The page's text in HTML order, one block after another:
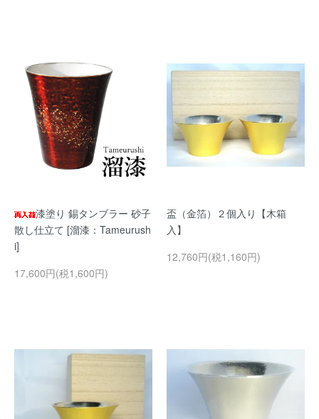
漆塗り 錫タンブラー 砂子
散し仕立て [溜漆：Tameurush
i]
17,600円(税1,600円)
盃（金箔）２個入り【木箱
入】
12,760円(税1,160円)